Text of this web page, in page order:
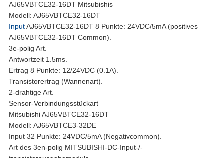
AJ65VBTCE32-16DT Mitsubishis
Modell: AJ65VBTCE32-16DT
InputAJ65VBTCE32-16DT 8 Punkte: 24VDC/5mA (positives
AJ65VBTCE32-16DT Common).
3e-polig Art.
Antwortzeit 1.5ms.
Ertrag 8 Punkte: 12/24VDC (0.1A).
Transistorertrag (Wannenart).
2-drahtige Art.
Sensor-Verbindungsstückart
Mitsubishi AJ65VBTCE32-16DT
Modell: AJ65VBTCE3-32DE
Input 32 Punkte: 24VDC/5mA (Negativcommon).
Art des 3en-polig MITSUBISHI-DC-Input-/-